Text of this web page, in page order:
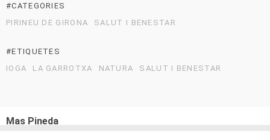
#CATEGORIES
PIRINEU DE GIRONA
SALUT I BENESTAR
#ETIQUETES
IOGA
LA GARROTXA NATURA SALUT I BENESTAR
Mas Pineda